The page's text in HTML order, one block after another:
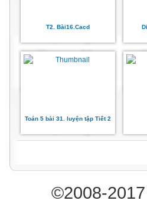
CUỘC THI BƠI
CỦA BÁC RÙA
Tính:
T2. Bài16.Cacd
Toán 5 bài 31. luyện tập Tiết 2
©2008-